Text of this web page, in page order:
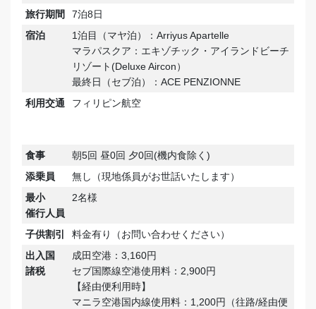
旅行期間
7泊8日
宿泊
1泊目（マヤ泊）：Arriyus Apartelle
マラパスクア：エキゾチック・アイランドビーチ
リゾート(Deluxe Aircon）
最終日（セブ泊）：ACE PENZIONNE
利用交通
フィリピン航空
食事
朝5回 昼0回 夕0回(機内食除く)
添乗員
無し（現地係員がお世話いたします）
最小
催行人員
2名様
子供割引
料金有り（お問い合わせください）
出入国
諸税
成田空港：3,160円
セブ国際線空港使用料：2,900円
【経由便利用時】
マニラ空港国内線使用料：1,200円（往路/経由便